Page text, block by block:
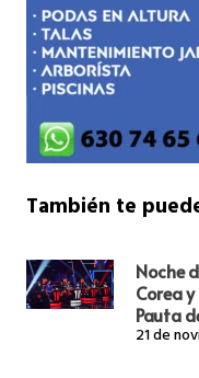
También te
Noche
Corea
Pauta
21 de